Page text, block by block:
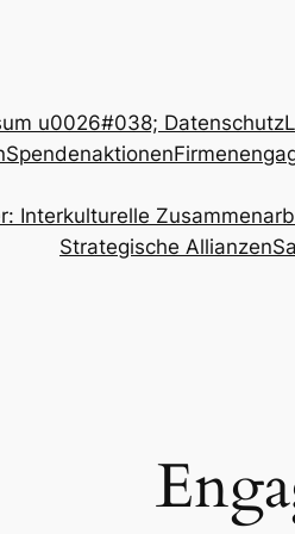
u0026#038; Datenschutz
Spendenaktionen
Interkulturelle
Strategische Allianzen